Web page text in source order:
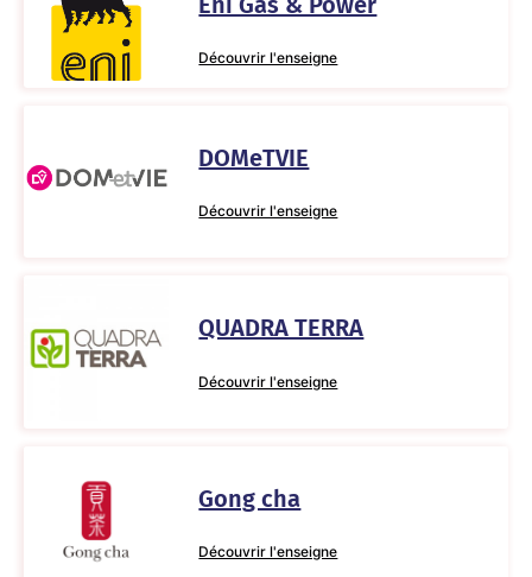
Découvrir l'enseigne
DOMeTVIE
Découvrir l'enseigne
QUADRA TERRA
Découvrir l'enseigne
Gong cha
Découvrir l'enseigne